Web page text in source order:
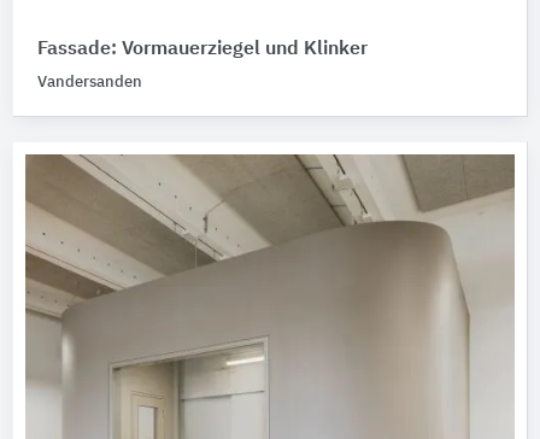
Fassade: Vormauerziegel und Klinker
Vandersanden